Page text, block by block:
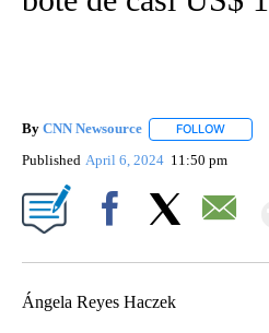
By CNN Newsource FOLLOW
Published April 6, 2024 11:50 pm
Ángela Reyes Haczek